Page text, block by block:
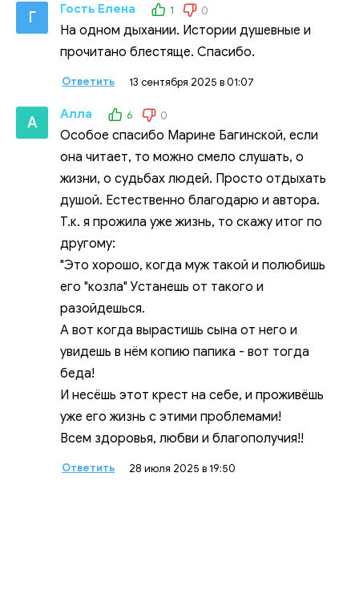
Г Гость Елена 1 0
На одном дыхании. Истории душевные и
прочитано блестяще. Спасибо.
Ответить 13 сентября 2025 в 01:07
А Алла 6 0
Особое спасибо Марине Багинской, если
она читает, то можно смело слушать, о
жизни, о судьбах людей. Просто отдыхать
душой. Естественно благодарю и автора.
Т.к. я прожила уже жизнь, то скажу итог по
другому:
"Это хорошо, когда муж такой и полюбишь
его "козла" Устанешь от такого и
разойдешься.
А вот когда вырастишь сына от него и
увидешь в нём копию папика - вот тогда
беда!
И несёшь этот крест на себе, и проживёшь
уже его жизнь с этими проблемами!
Всем здоровья, любви и благополучия!!
Ответить 28 июля 2025 в 19:50